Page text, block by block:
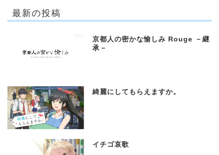
最新の投稿
京都人の密かな愉しみ Rouge －継
承－
綺麗にしてもらえますか。
イチゴ哀歌